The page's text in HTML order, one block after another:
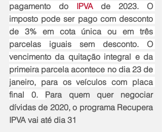
pagamento do IPVA de 2023. O
imposto pode ser pago com desconto
de 3% em cota única ou em três
parcelas iguais sem desconto. O
vencimento da quitação integral e da
primeira parcela acontece no dia 23 de
janeiro, para os veículos com placa
final 0. Para quem quer negociar
dívidas de 2020, o programa Recupera
IPVA vai até dia 31